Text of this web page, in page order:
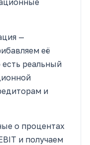
—
её
реальный
и
о процентах
и получаем